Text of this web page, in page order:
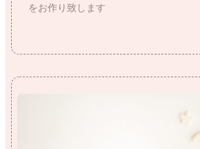
をお作り致します